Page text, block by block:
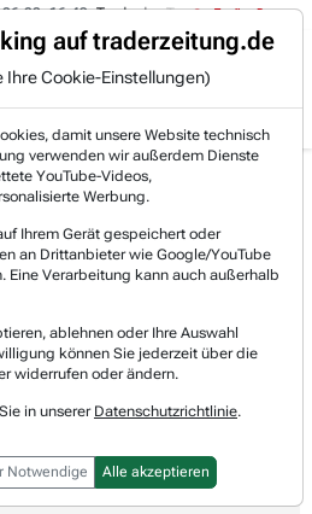
Trading-Room
16:49 Trade des Tages 06.08.
Alle anderen Kategorien
intraday, während T...
steigen
Technologie
Lesedauer: 0 Minute
auf traderzeitung.de
Ihre Cookie-Einstellungen)
damit unsere Website technisch
verwenden wir außerdem Dienste
YouTube-Videos,
Werbung.
Ihrem Gerät gespeichert oder
an Drittanbieter wie Google/YouTube
Verarbeitung kann auch außerhalb
ablehnen oder Ihre Auswahl
können Sie jederzeit über die
widerrufen oder ändern.
in unserer Datenschutzrichtlinie.
Notwendige Alle akzeptieren